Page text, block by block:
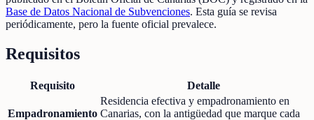
Base de Datos Nacional de Subvenciones. Esta guía se revisa
periódicamente, pero la fuente oficial prevalece.
Requisitos
Requisito Detalle
Empadronamiento
Residencia efectiva y empadronamiento en
Canarias, con la antigüedad que marque cada